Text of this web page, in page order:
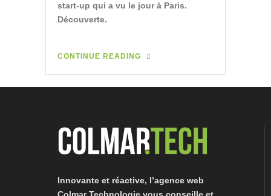
start-up qui a vu le jour à Paris.
Découverte.
CONTINUE READING
Innovante et réactive, l’agence web